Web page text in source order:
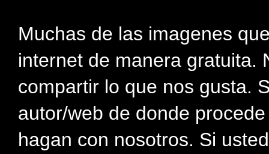
Muchas de las imagenes
internet de manera gratuita.
compartir lo que nos gusta.
autor/web de donde
hagan con nosotros. Si